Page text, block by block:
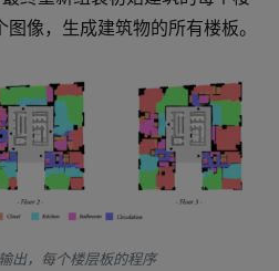
像，生成建筑物的所有楼板。
出，每个楼层板的程序